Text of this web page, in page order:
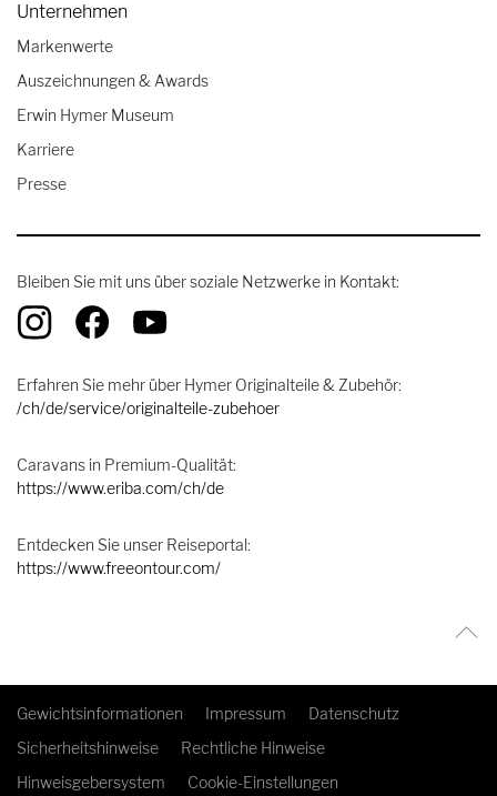
Unternehmen
Markenwerte
Auszeichnungen & Awards
Erwin Hymer Museum
Karriere
Presse
Bleiben Sie mit uns über soziale Netzwerke in Kontakt:
Erfahren Sie mehr über Hymer Originalteile & Zubehör:
/ch/de/service/originalteile-zubehoer
Caravans in Premium-Qualität:
https://www.eriba.com/ch/de
Entdecken Sie unser Reiseportal:
https://www.freeontour.com/
Gewichtsinformationen Impressum
Datenschutz
Sicherheitshinweise
Rechtliche Hinweise
Hinweisgebersystem
Cookie-Einstellungen